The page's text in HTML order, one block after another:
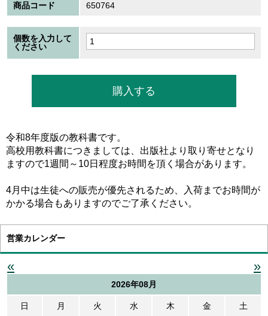
商品コード 650764
個数を入力して
ください
令和8年度版の教科書です。
高校用教科書につきましては、出版社より取り寄せとなり
ますので1週間～10日程度お時間を頂く場合があります。
4月中は生徒への販売が優先されるため、入荷までお時間が
かかる場合もありますのでご了承ください。
営業カレンダー
« »
2026年08月
日 月 火 水 木 金 土